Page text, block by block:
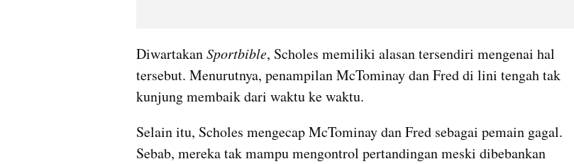
Diwartakan Sportbible, Scholes memiliki alasan tersendiri mengenai hal
tersebut. Menurutnya, penampilan McTominay dan Fred di lini tengah tak
kunjung membaik dari waktu ke waktu.
Selain itu, Scholes mengecap McTominay dan Fred sebagai pemain gagal.
Sebab, mereka tak mampu mengontrol pertandingan meski dibebankan